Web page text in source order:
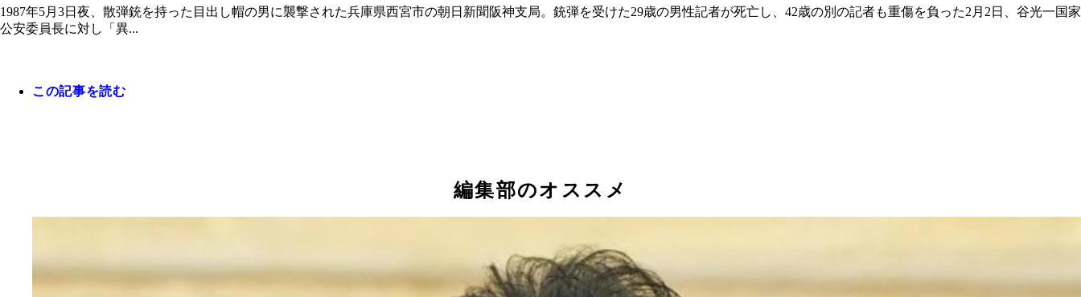
35年前の「赤報隊事件」に旧統一教会に関わった可能性について、再調査の意向があるか国家公安委員長に質した宮本岳志議員
1987年5月3日夜、散弾銃を持った目出し帽の男に襲撃された兵庫県西宮市の朝日新聞阪神支局。銃弾を受けた29歳の男性記者が死亡し、42歳の別の記者も重傷を負った2月2日、谷光一国家
公安委員長に対し「異...
この記事を読む
編集部のオススメ